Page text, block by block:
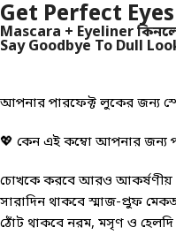
Get Perfect
Mascara + Eyeliner
Say Goodbye To Dull
আপনার পারফেক্ট লুকের জন্য
💖 কেন এই কম্বো আপনার জন্য
চোখকে করবে আরও আকর্ষণীয়
সারাদিন থাকবে স্মাজ-প্রুফ
ঠোঁট থাকবে নরম, মসৃণ ও হেলদি​